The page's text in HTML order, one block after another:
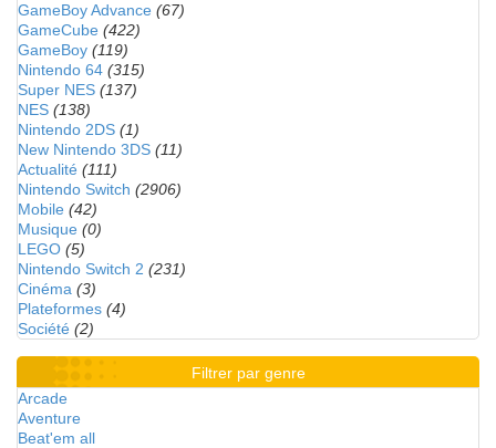
GameBoy Advance (67)
GameCube (422)
GameBoy (119)
Nintendo 64 (315)
Super NES (137)
NES (138)
Nintendo 2DS (1)
New Nintendo 3DS (11)
Actualité (111)
Nintendo Switch (2906)
Mobile (42)
Musique (0)
LEGO (5)
Nintendo Switch 2 (231)
Cinéma (3)
Plateformes (4)
Société (2)
Filtrer par genre
Arcade
Aventure
Beat'em all